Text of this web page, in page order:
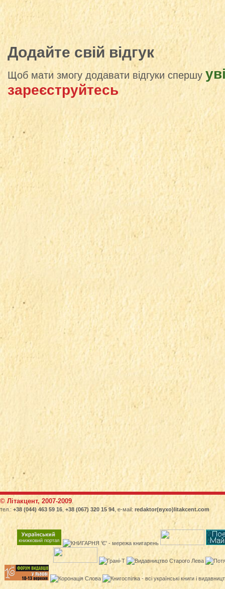
Додайте свій відгук
Щоб мати змогу додавати відгуки спершу
зареєструйтесь
© Літакцент, 2007-2009
тел.: +38 (044) 463 59 16 +38 (067) 320 15 94 , е-маіl: redaktor(вухо)litakcent.com